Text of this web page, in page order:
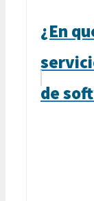
¿En
de